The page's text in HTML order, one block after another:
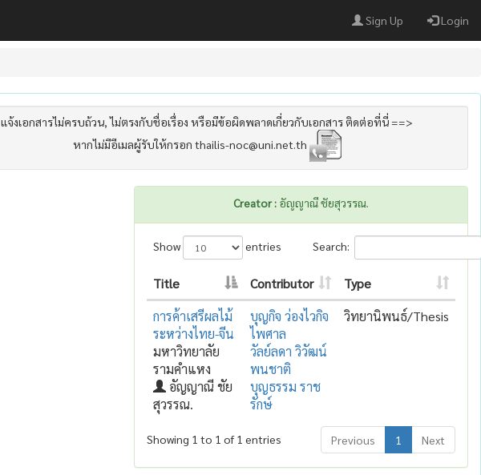
Sign Up Login
แจ้งเอกสารไม่ครบถ้วน, ไม่ตรงกับชื่อเรื่อง หรือมีข้อผิดพลาดเกี่ยวกับเอกสาร ติดต่อที่นี่ ==>
หากไม่มีอีเมลผู้รับให้กรอก thailis-noc@uni.net.th
Creator :อัญญาณี ชัยสุวรรณ.
Show entries Search:
Title Contributor
Type
การค้าเสรีผลไม้
ระหว่างไทย-จีน
มหาวิทยาลัย
รามคำแหง
อัญญาณี ชัย
สุวรรณ.
บุญกิจ ว่องไวกิจ
ไพศาล
วัลย์ลดา วิวัฒน์
พนชาติ
บุญธรรม ราช
รักษ์
วิทยานิพนธ์/Thesis
Showing 1 to 1 of 1 entries Previous 1 Next